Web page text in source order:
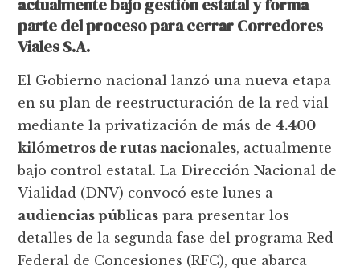
actualmente bajo gestión estatal y forma
parte del proceso para cerrar Corredores
Viales S.A.
El Gobierno nacional lanzó una nueva etapa
en su plan de reestructuración de la red vial
mediante la privatización de más de 4.400
kilómetros de rutas nacionales, actualmente
bajo control estatal. La Dirección Nacional de
Vialidad (DNV) convocó este lunes a
audiencias públicas para presentar los
detalles de la segunda fase del programa Red
Federal de Concesiones (RFC), que abarca